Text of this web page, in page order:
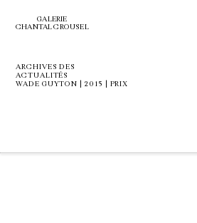
GALERIE
CHANTAL CROUSEL
ARCHIVES DES
ACTUALITÉS
WADE GUYTON | 2015 | PRIX